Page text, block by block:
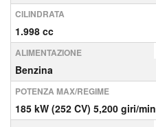
CILINDRATA
1.998 cc
ALIMENTAZIONE
Benzina
POTENZA MAX/REGIME
185 kW (252 CV) 5,200 giri/min